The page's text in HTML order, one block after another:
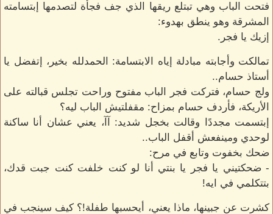
فتحت الباب وهي تبتلع ريقها الذي جف فجأة لتصدمها إبتسامته
المشرقة وهو ينطق بهدوء:
إزيك يا فجر.
تمالكت وأجابته مبادلة إياه الابتسامة: الحمدلله بخير، إتفضل يا
أستاذ حسام..
ولج حسام، فتركت فجر الباب مفتوح وراحت تجلس قبالته على
الأريكة، فأردف حسام بمزاح: مقفلتيش الباب ليه؟
إبتسمت مجددًا وقالت بخجل شديد: آآ، يعني عشان أنا ساكنة
لوحدي ومينفعش أقفل الباب..
ضحك بخفوت وتابع في مرح:
- ضحكتيني يا فجر يا بنتي أنا لو كنت خلفت كنت جبت قدك،
بتتكلمي في ايه!
كشرت عن جبينها، ماذا يعني، أيحسبها طفلة!؟ كيف سينجب في